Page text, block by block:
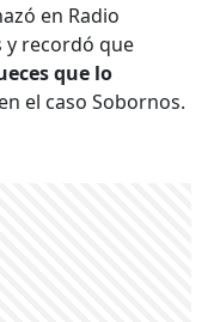
en Radio
y recordó que
que lo
el caso Sobornos.